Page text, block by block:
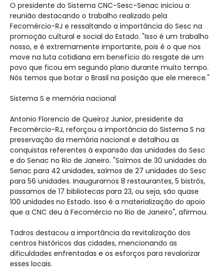
O presidente do Sistema CNC-Sesc-Senac iniciou a
reunião destacando o trabalho realizado pela
Fecomércio-RJ e ressaltando a importância do Sesc na
promoção cultural e social do Estado. "Isso é um trabalho
nosso, e é extremamente importante, pois é o que nos
move na luta cotidiana em benefício do resgate de um
povo que ficou em segundo plano durante muito tempo.
Nós temos que botar o Brasil na posição que ele merece."
Sistema S e memória nacional
Antonio Florencio de Queiroz Junior, presidente da
Fecomércio-RJ, reforçou a importância do Sistema S na
preservação da memória nacional e detalhou as
conquistas referentes à expansão das unidades do Sesc
e do Senac no Rio de Janeiro. "Saímos de 30 unidades do
Senac para 42 unidades, saímos de 27 unidades do Sesc
para 56 unidades. Inauguramos 8 restaurantes, 5 bistrôs,
passamos de 17 bibliotecas para 23, ou seja, são quase
100 unidades no Estado. Isso é a materialização do apoio
que a CNC deu à Fecomércio no Rio de Janeiro", afirmou.
Tadros destacou a importância da revitalização dos
centros históricos das cidades, mencionando as
dificuldades enfrentadas e os esforços para revalorizar
esses locais.